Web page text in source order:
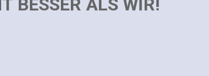
BESSER ALS WIR!